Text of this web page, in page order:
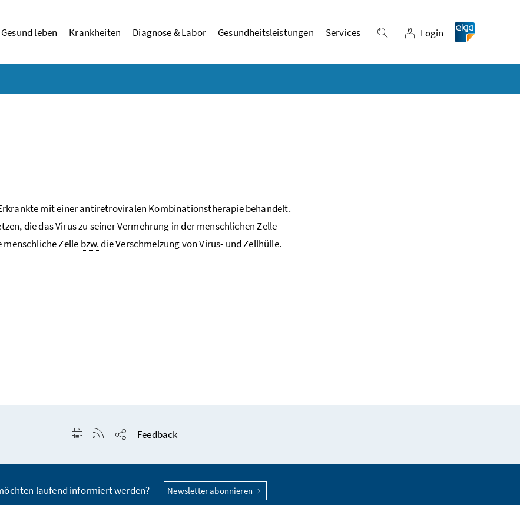
Gesund leben Krankheiten Diagnose & Labor Gesundheitsleistungen Services Suche einblenden
Login
Login
mit einer antiretroviralen Kombinationstherapie behandelt.
die das Virus zu seiner Vermehrung in der menschlichen Zelle
Zelle bzw.die Verschmelzung von Virus- und Zellhülle.
Seite drucken
RSS-Feed anzeigen
Feedback
laufend informiert werden? Newsletter abonnieren